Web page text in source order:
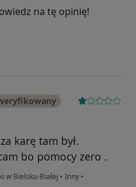
na tę opinię!
karę tam był.
bo pomocy zero .
w Bielsku-Białej • Inny •